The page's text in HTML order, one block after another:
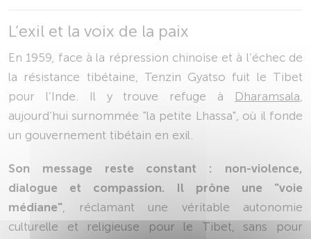
L’exil et la voix de la paix
En 1959, face à la répression chinoise et à l’échec de
la résistance tibétaine, Tenzin Gyatso fuit le Tibet
pour l’Inde. Il y trouve refuge à Dharamsala,
aujourd’hui surnommée "la petite Lhassa", où il fonde
un gouvernement tibétain en exil.
Son message reste constant : non-violence,
dialogue et compassion. Il prône une "voie
médiane", réclamant une véritable autonomie
culturelle et religieuse pour le Tibet, sans pour